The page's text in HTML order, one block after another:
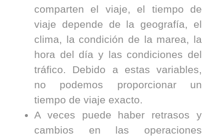
comparten el viaje, el tiempo de
viaje depende de la geografía, el
clima, la condición de la marea, la
hora del día y las condiciones del
tráfico. Debido a estas variables,
no podemos proporcionar un
tiempo de viaje exacto.
A veces puede haber retrasos y
cambios en las operaciones